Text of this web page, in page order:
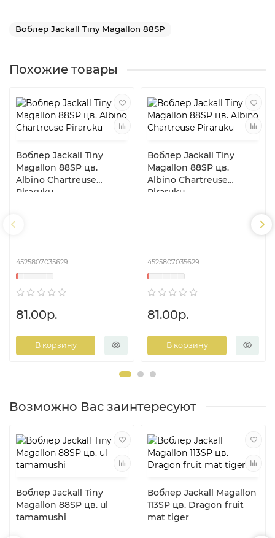
Воблер Jackall Tiny Magallon 88SP
Похожие товары
Воблер Jackall Tiny
Magallon 88SP цв.
Albino Chartreuse
Piraruku
4525807035629
81.00р.
В корзину
Воблер Jackall Tiny
Magallon 88SP цв.
Albino Chartreuse
Piraruku
4525807035629
81.00р.
В корзину
Возможно Вас заинтересуют
Воблер Jackall Tiny
Magallon 88SP цв. ul
tamamushi
Воблер Jackall Magallon
113SP цв. Dragon fruit
mat tiger